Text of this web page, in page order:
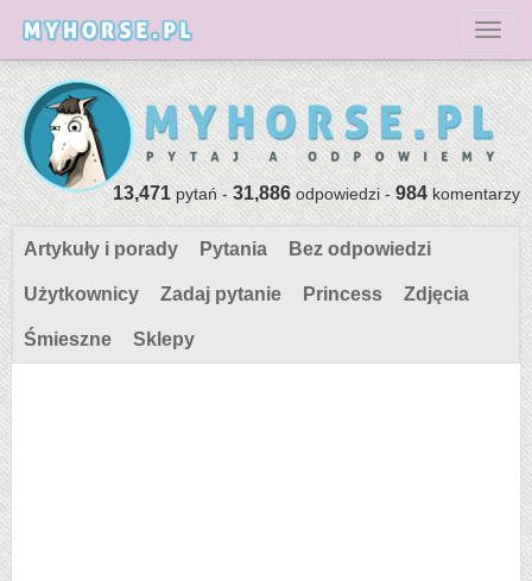
13,471pytań -31,886odpowiedzi -984komentarzy
Artykuły i porady Pytania Bez odpowiedzi
Użytkownicy Zadaj pytanie Princess Zdjęcia
Śmieszne Sklepy